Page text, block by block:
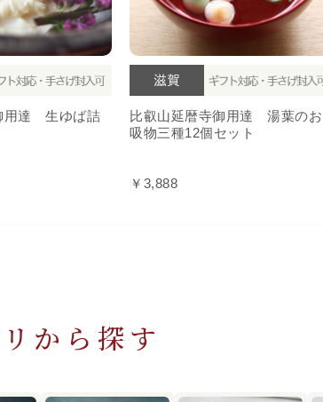
用達 生ゆば詰
比叡山延暦寺御用達 湯葉のお
吸物三種12個セット
￥3,888
から探す